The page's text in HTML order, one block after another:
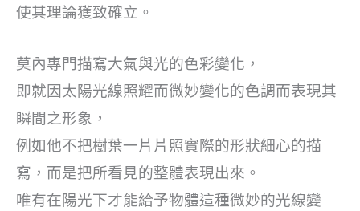
使其理論獲致確立。
莫內專門描寫大氣與光的色彩變化，
即就因太陽光線照耀而微妙變化的色調而表現其
瞬間之形象，
例如他不把樹葉一片片照實際的形狀細心的描
寫，而是把所看見的整體表現出來。
唯有在陽光下才能給予物體這種微妙的光線變